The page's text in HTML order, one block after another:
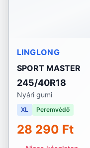
LINGLONG
SPORT MASTER
245/40R18
Nyári gumi
XL Peremvédő
28 290 Ft